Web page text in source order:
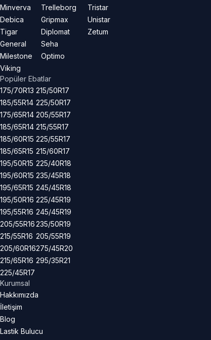
Minverva
Debica
Tigar
General
Milestone
Viking
Trelleborg
Gripmax
Diplomat
Seha
Optimo
Tristar
Unistar
Zetum
Popüler Ebatlar
175/70R13
185/55R14
175/65R14
185/65R14
185/60R15
185/65R15
195/50R15
195/60R15
195/65R15
195/50R16
195/55R16
205/55R16
215/55R16
205/60R16
215/65R16
225/45R17
215/50R17
225/50R17
205/55R17
215/55R17
225/55R17
215/60R17
225/40R18
235/45R18
245/45R18
225/45R19
245/45R19
235/50R19
205/55R19
275/45R20
295/35R21
Kurumsal
Hakkımızda
İletişim
Blog
Lastik Bulucu